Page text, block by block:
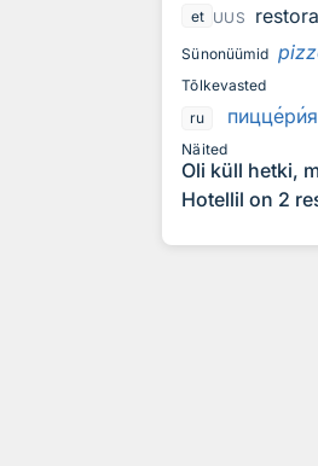
et UUS
Sünonüümid
Tõlkevasted
ru
пиццерия
Näited
Oli küll hetki,
Hotellil on 2